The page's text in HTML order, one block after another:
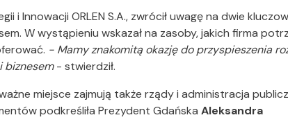
i Innowacji ORLEN S.A., zwrócił uwagę na dwie
W wystąpieniu wskazał na zasoby, jakich firma
- Mamy znakomitą okazję do przyspieszenia
biznesem- stwierdził.
miejsce zajmują także rządy i administracja
podkreśliła Prezydent Gdańska Aleksandra